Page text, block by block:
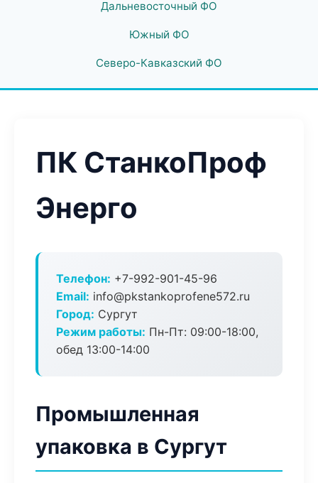
Дальневосточный ФО
Южный ФО
Северо-Кавказский ФО
ПК СтанкоПроф
Энерго
Телефон: +7-992-901-45-96
Email: info@pkstankoprofene572.ru
Город: Сургут
Режим работы: Пн-Пт: 09:00-18:00,
обед 13:00-14:00
Промышленная
упаковка в Сургут